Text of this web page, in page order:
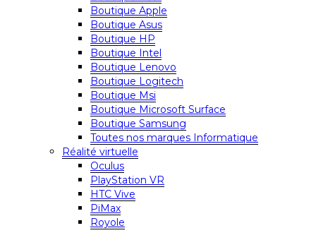
Boutique Apple
Boutique Asus
Boutique HP
Boutique Intel
Boutique Lenovo
Boutique Logitech
Boutique Msi
Boutique Microsoft Surface
Boutique Samsung
Toutes nos marques Informatique
Réalité virtuelle
Oculus
PlayStation VR
HTC Vive
PiMax
Royole